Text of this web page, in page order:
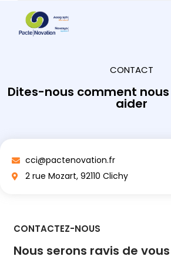
CONTACT
Dites-nous comment
aider
cci@pactenovation.fr
2 rue Mozart, 92110 Clichy
CONTACTEZ-NOUS
Nous serons ravis de